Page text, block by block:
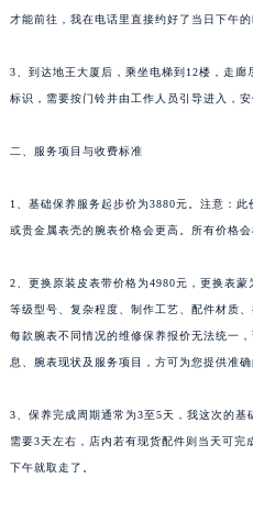
才能前往，我在电话里直接约好了当日下午的
3、到达地王大厦后，乘坐电梯到12楼，走
标识，需要按门铃并由工作人员引导进入，安
二、服务项目与收费标准
1、基础保养服务起步价为3880元。注意：
或贵金属表壳的腕表价格会更高。所有价格
2、更换原装皮表带价格为4980元，更换表
等级型号、复杂程度、制作工艺、配件材质
每款腕表不同情况的维修保养报价无法统一
息、腕表现状及服务项目，方可为您提供准确
3、保养完成周期通常为3至5天，我这次的
需要3天左右，店内若有现货配件则当天可
下午就取走了。